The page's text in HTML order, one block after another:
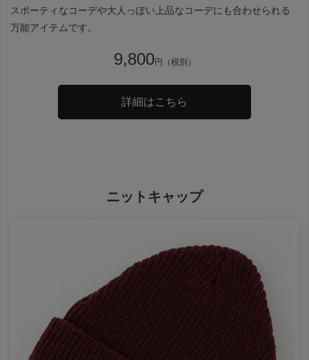
スポーティなコーデや大人っぽい上品なコーデにも合わせられる
万能アイテムです。
9,800円（税別）
詳細はこちら
ニットキャップ